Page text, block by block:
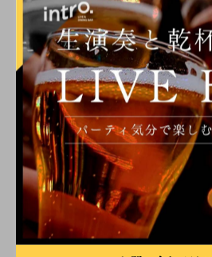
< 前のページ 一覧に戻る
関連タグ